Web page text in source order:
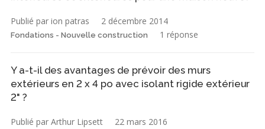
Publié par ion patras 2 décembre 2014
Fondations - Nouvelle construction 1 réponse
Y a-t-il des avantages de prévoir des murs
extérieurs en 2 x 4 po avec isolant rigide extérieur
2" ?
Publié par Arthur Lipsett 22 mars 2016